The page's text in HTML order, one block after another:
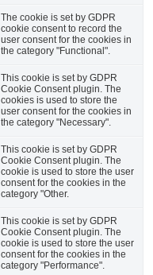
The cookie is set by GDPR
cookie consent to record the
user consent for the cookies in
the category "Functional".
This cookie is set by GDPR
Cookie Consent plugin. The
cookies is used to store the
user consent for the cookies in
the category "Necessary".
This cookie is set by GDPR
Cookie Consent plugin. The
cookie is used to store the user
consent for the cookies in the
category "Other.
This cookie is set by GDPR
Cookie Consent plugin. The
cookie is used to store the user
consent for the cookies in the
category "Performance".